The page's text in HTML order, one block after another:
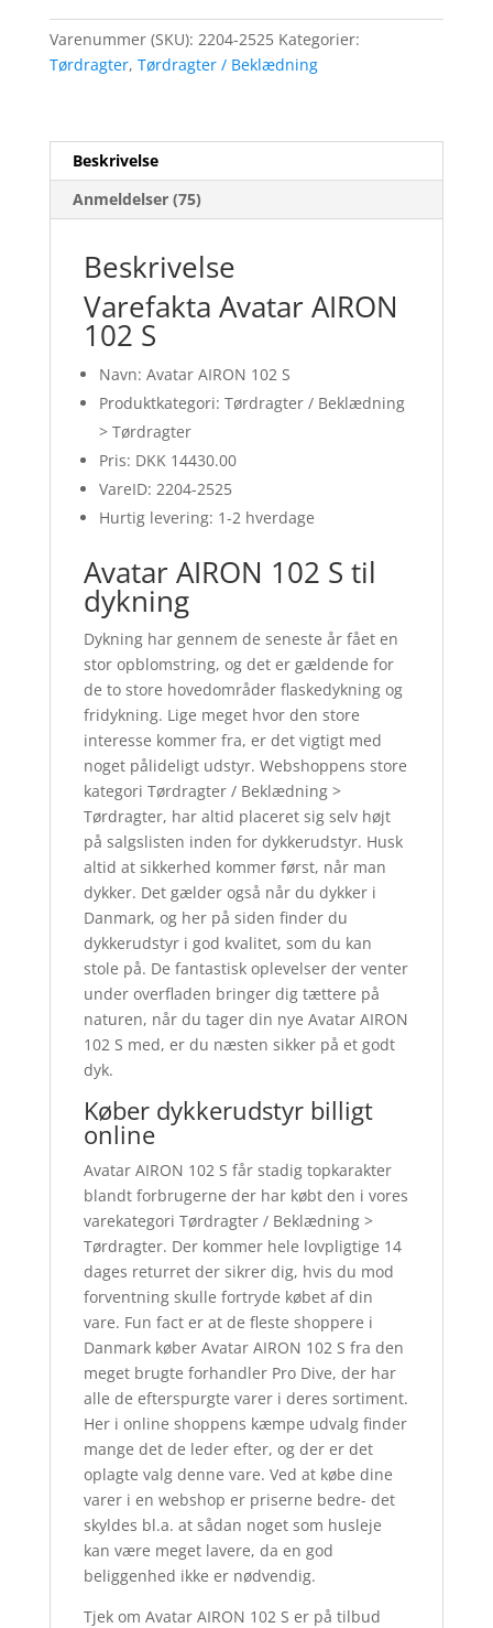
Varenummer (SKU): 2204-2525 Kategorier:
Tørdragter, Tørdragter / Beklædning
Beskrivelse
Anmeldelser (75)
Beskrivelse
Varefakta Avatar AIRON
102 S
Navn: Avatar AIRON 102 S
Produktkategori: Tørdragter / Beklædning
> Tørdragter
Pris: DKK 14430.00
VareID: 2204-2525
Hurtig levering: 1-2 hverdage
Avatar AIRON 102 S til
dykning
Dykning har gennem de seneste år fået en
stor opblomstring, og det er gældende for
de to store hovedområder flaskedykning og
fridykning. Lige meget hvor den store
interesse kommer fra, er det vigtigt med
noget pålideligt udstyr. Webshoppens store
kategori Tørdragter / Beklædning >
Tørdragter, har altid placeret sig selv højt
på salgslisten inden for dykkerudstyr. Husk
altid at sikkerhed kommer først, når man
dykker. Det gælder også når du dykker i
Danmark, og her på siden finder du
dykkerudstyr i god kvalitet, som du kan
stole på. De fantastisk oplevelser der venter
under overfladen bringer dig tættere på
naturen, når du tager din nye Avatar AIRON
102 S med, er du næsten sikker på et godt
dyk.
Køber dykkerudstyr billigt
online
Avatar AIRON 102 S får stadig topkarakter
blandt forbrugerne der har købt den i vores
varekategori Tørdragter / Beklædning >
Tørdragter. Der kommer hele lovpligtige 14
dages returret der sikrer dig, hvis du mod
forventning skulle fortryde købet af din
vare. Fun fact er at de fleste shoppere i
Danmark køber Avatar AIRON 102 S fra den
meget brugte forhandler Pro Dive, der har
alle de efterspurgte varer i deres sortiment.
Her i online shoppens kæmpe udvalg finder
mange det de leder efter, og der er det
oplagte valg denne vare. Ved at købe dine
varer i en webshop er priserne bedre- det
skyldes bl.a. at sådan noget som husleje
kan være meget lavere, da en god
beliggenhed ikke er nødvendig.
Tjek om Avatar AIRON 102 S er på tilbud